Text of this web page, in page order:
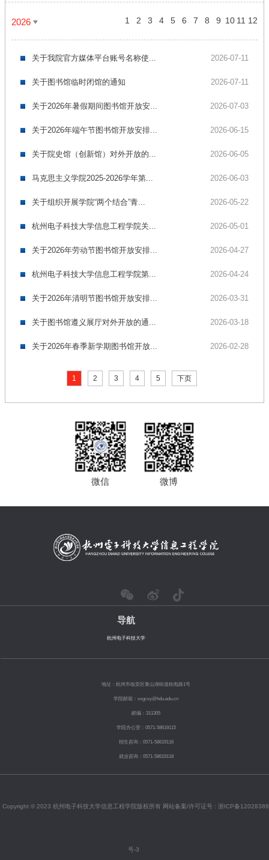
2026 1 2 3 4 5 6 7 8 9 10 11 12
关于我院官方媒体平台账号名称使... 2026-07-11
关于图书馆临时闭馆的通知 2026-07-11
关于2026年暑假期间图书馆开放安... 2026-07-03
关于2026年端午节图书馆开放安排... 2026-06-15
关于院史馆（创新馆）对外开放的... 2026-06-05
马克思主义学院2025-2026学年第... 2026-06-03
关于组织开展学院“两个结合”青... 2026-05-22
杭州电子科技大学信息工程学院关... 2026-05-01
关于2026年劳动节图书馆开放安排... 2026-04-27
杭州电子科技大学信息工程学院第... 2026-04-24
关于2026年清明节图书馆开放安排... 2026-03-31
关于图书馆遵义展厅对外开放的通... 2026-03-18
关于2026年春季新学期图书馆开放... 2026-02-28
1 2 3 4 5 下页
微信 微博
导航
杭州电子科技大学
地址：杭州市临安区青山湖街道杭电路1号
学院邮箱：xxgcxy@hdu.edu.cn
邮编：311305
学院办公室：0571-58619115
招生咨询：0571-58619116
就业咨询：0571-58619118
Copyright © 2023 杭州电子科技大学信息工程学院版权所有 网站备案/许可证号 : 浙ICP备12028388
号-3